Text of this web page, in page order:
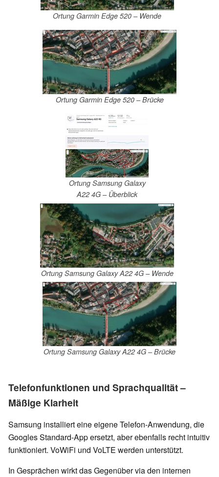
Ortung Garmin Edge 520 – Wende
Ortung Garmin Edge 520 – Brücke
Ortung Samsung Galaxy
A22 4G – Überblick
Ortung Samsung Galaxy A22 4G – Wende
Ortung Samsung Galaxy A22 4G – Brücke
Telefonfunktionen und Sprachqualität –
Mäßige Klarheit
Samsung installiert eine eigene Telefon-Anwendung, die
Googles Standard-App ersetzt, aber ebenfalls recht intuitiv
funktioniert. VoWiFi und VoLTE werden unterstützt.
In Gesprächen wirkt das Gegenüber via den internen